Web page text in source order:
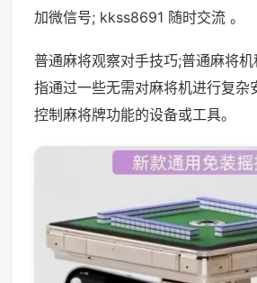
加微信号; kkss8691 随时交流 。
普通麻将观察对手技巧;普通麻将
指通过一些无需对麻将机进行复杂
控制麻将牌功能的设备或工具。